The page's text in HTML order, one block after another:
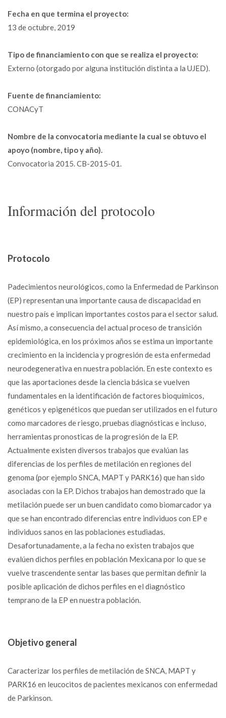
Fecha en que termina el proyecto:
13 de octubre, 2019
Tipo de financiamiento con que se realiza el proyecto:
Externo (otorgado por alguna institución distinta a la UJED).
Fuente de financiamiento:
CONACyT
Nombre de la convocatoria mediante la cual se obtuvo el
apoyo (nombre, tipo y año).
Convocatoria 2015. CB-2015-01.
Información del protocolo
Protocolo
Padecimientos neurológicos, como la Enfermedad de Parkinson
(EP) representan una importante causa de discapacidad en
nuestro país e implican importantes costos para el sector salud.
Así mismo, a consecuencia del actual proceso de transición
epidemiológica, en los próximos años se estima un importante
crecimiento en la incidencia y progresión de esta enfermedad
neurodegenerativa en nuestra población. En este contexto es
que las aportaciones desde la ciencia básica se vuelven
fundamentales en la identificación de factores bioquímicos,
genéticos y epigenéticos que puedan ser utilizados en el futuro
como marcadores de riesgo, pruebas diagnósticas e incluso,
herramientas pronosticas de la progresión de la EP.
Actualmente existen diversos trabajos que evalúan las
diferencias de los perfiles de metilación en regiones del
genoma (por ejemplo SNCA, MAPT y PARK16) que han sido
asociadas con la EP. Dichos trabajos han demostrado que la
metilación puede ser un buen candidato como biomarcador ya
que se han encontrado diferencias entre individuos con EP e
individuos sanos en las poblaciones estudiadas.
Desafortunadamente, a la fecha no existen trabajos que
evalúen dichos perfiles en población Mexicana por lo que se
vuelve trascendente sentar las bases que permitan definir la
posible aplicación de dichos perfiles en el diagnóstico
temprano de la EP en nuestra población.
Objetivo general
Caracterizar los perfiles de metilación de SNCA, MAPT y
PARK16 en leucocitos de pacientes mexicanos con enfermedad
de Parkinson.